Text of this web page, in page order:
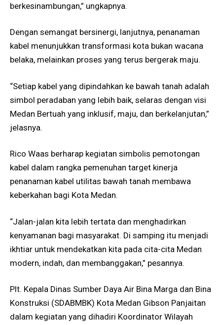
berkesinambungan,” ungkapnya.
Dengan semangat bersinergi, lanjutnya, penanaman
kabel menunjukkan transformasi kota bukan wacana
belaka, melainkan proses yang terus bergerak maju.
“Setiap kabel yang dipindahkan ke bawah tanah adalah
simbol peradaban yang lebih baik, selaras dengan visi
Medan Bertuah yang inklusif, maju, dan berkelanjutan,”
jelasnya.
Rico Waas berharap kegiatan simbolis pemotongan
kabel dalam rangka pemenuhan target kinerja
penanaman kabel utilitas bawah tanah membawa
keberkahan bagi Kota Medan.
“Jalan-jalan kita lebih tertata dan menghadirkan
kenyamanan bagi masyarakat. Di samping itu menjadi
ikhtiar untuk mendekatkan kita pada cita-cita Medan
modern, indah, dan membanggakan,” pesannya.
Plt. Kepala Dinas Sumber Daya Air Bina Marga dan Bina
Konstruksi (SDABMBK) Kota Medan Gibson Panjaitan
dalam kegiatan yang dihadiri Koordinator Wilayah